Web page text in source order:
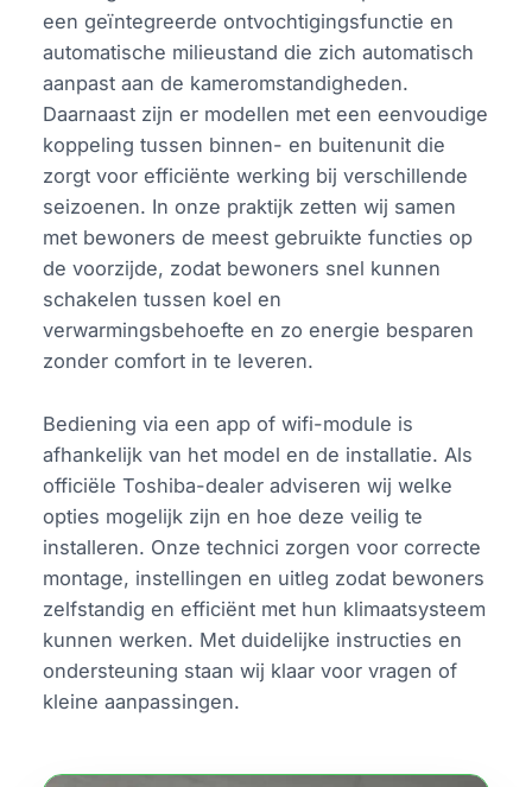
een geïntegreerde ontvochtigingsfunctie en
automatische milieustand die zich automatisch
aanpast aan de kameromstandigheden.
Daarnaast zijn er modellen met een eenvoudige
koppeling tussen binnen- en buitenunit die
zorgt voor efficiënte werking bij verschillende
seizoenen. In onze praktijk zetten wij samen
met bewoners de meest gebruikte functies op
de voorzijde, zodat bewoners snel kunnen
schakelen tussen koel en
verwarmingsbehoefte en zo energie besparen
zonder comfort in te leveren.
Bediening via een app of wifi-module is
afhankelijk van het model en de installatie. Als
officiële Toshiba-dealer adviseren wij welke
opties mogelijk zijn en hoe deze veilig te
installeren. Onze technici zorgen voor correcte
montage, instellingen en uitleg zodat bewoners
zelfstandig en efficiënt met hun klimaatsysteem
kunnen werken. Met duidelijke instructies en
ondersteuning staan wij klaar voor vragen of
kleine aanpassingen.